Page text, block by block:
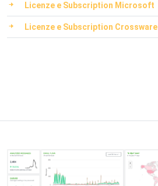
Licenze e Subscription Microsoft
Licenze e Subscription Crossware